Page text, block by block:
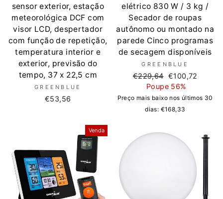
sensor exterior, estação
meteorológica DCF com
visor LCD, despertador
com função de repetição,
temperatura interior e
exterior, previsão do
tempo, 37 x 22,5 cm
GREENBLUE
€53,56
elétrico 830 W / 3 kg /
Secador de roupas
autônomo ou montado na
parede Cinco programas
de secagem disponíveis
GREENBLUE
Preço
normal
€229,64 Preço
de
saldo
€100,72
Poupe 56%
Preço mais baixo nos últimos 30
dias: €168,33
Venda